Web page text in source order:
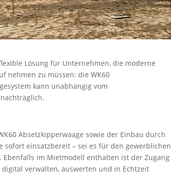
Lösung für Unternehmen, die moderne
nehmen zu müssen: die WK60
kann unabhängig vom
Absetzkipperwaage sowie der Einbau durch
sofort einsatzbereit – sei es für den gewerblichen
im Mietmodell enthalten ist der Zugang
digital verwalten, auswerten und in Echtzeit